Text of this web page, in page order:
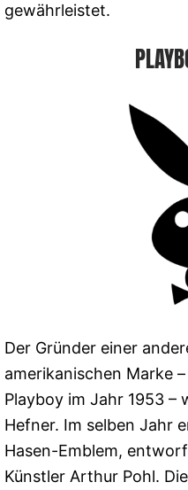
gewährleistet.
Der Gründer einer
amerikanischen Marke
Playboy im Jahr 1953 –
Hefner. Im selben Jahr
Hasen-Emblem,
Künstler Arthur Pohl.